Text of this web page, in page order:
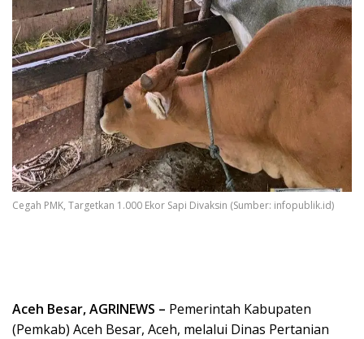
Cegah PMK, Targetkan 1.000 Ekor Sapi Divaksin (Sumber: infopublik.id)
Aceh Besar, AGRINEWS – Pemerintah Kabupaten
(Pemkab) Aceh Besar, Aceh, melalui Dinas Pertanian